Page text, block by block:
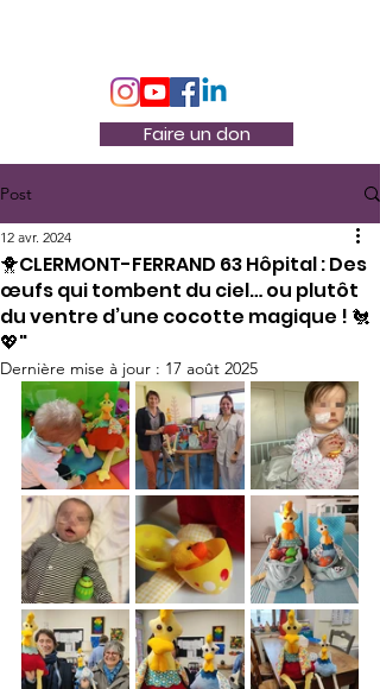
Faire un don
Post
🐥CLERMONT-FERRAND 63 Hôpital : Des
œufs qui tombent du ciel… ou plutôt
du ventre d’une cocotte magique ! 🐔
💖"
12 avr. 2024
Dernière mise à jour : 17 août 2025